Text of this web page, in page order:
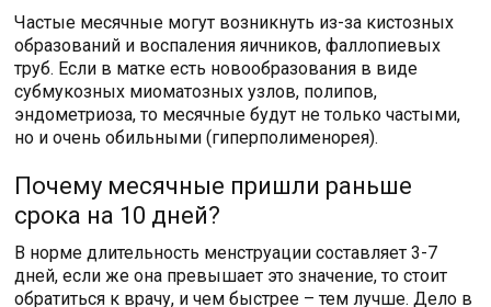
Частые месячные могут возникнуть из-за кистозных
образований и воспаления яичников, фаллопиевых
труб. Если в матке есть новообразования в виде
субмукозных миоматозных узлов, полипов,
эндометриоза, то месячные будут не только частыми,
но и очень обильными (гиперполименорея).
Почему месячные пришли раньше
срока на 10 дней?
В норме длительность менструации составляет 3-7
дней, если же она превышает это значение, то стоит
обратиться к врачу, и чем быстрее – тем лучше. Дело в